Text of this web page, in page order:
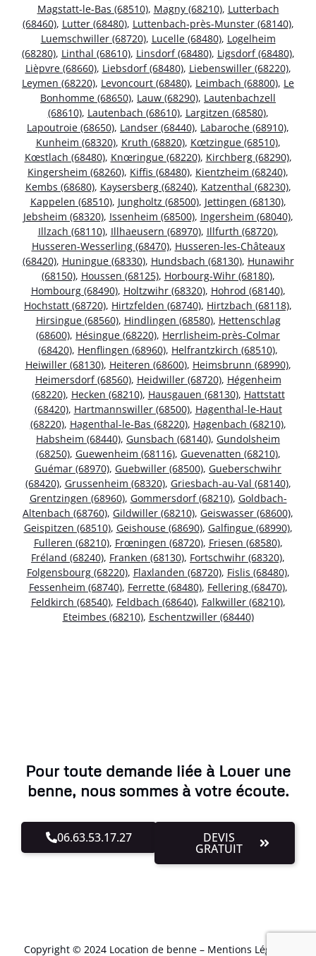
Magstatt-le-Bas (68510), Magny (68210), Lutterbach
(68460), Lutter (68480), Luttenbach-près-Munster (68140),
Luemschwiller (68720), Lucelle (68480), Logelheim
(68280), Linthal (68610), Linsdorf (68480), Ligsdorf (68480),
Lièpvre (68660), Liebsdorf (68480), Liebenswiller (68220),
Leymen (68220), Levoncourt (68480), Leimbach (68800), Le
Bonhomme (68650), Lauw (68290), Lautenbachzell
(68610), Lautenbach (68610), Largitzen (68580),
Lapoutroie (68650), Landser (68440), Labaroche (68910),
Kunheim (68320), Kruth (68820), Kœtzingue (68510),
Kœstlach (68480), Knœringue (68220), Kirchberg (68290),
Kingersheim (68260), Kiffis (68480), Kientzheim (68240),
Kembs (68680), Kaysersberg (68240), Katzenthal (68230),
Kappelen (68510), Jungholtz (68500), Jettingen (68130),
Jebsheim (68320), Issenheim (68500), Ingersheim (68040),
Illzach (68110), Illhaeusern (68970), Illfurth (68720),
Husseren-Wesserling (68470), Husseren-les-Châteaux
(68420), Huningue (68330), Hundsbach (68130), Hunawihr
(68150), Houssen (68125), Horbourg-Wihr (68180),
Hombourg (68490), Holtzwihr (68320), Hohrod (68140),
Hochstatt (68720), Hirtzfelden (68740), Hirtzbach (68118),
Hirsingue (68560), Hindlingen (68580), Hettenschlag
(68600), Hésingue (68220), Herrlisheim-près-Colmar
(68420), Henflingen (68960), Helfrantzkirch (68510),
Heiwiller (68130), Heiteren (68600), Heimsbrunn (68990),
Heimersdorf (68560), Heidwiller (68720), Hégenheim
(68220), Hecken (68210), Hausgauen (68130), Hattstatt
(68420), Hartmannswiller (68500), Hagenthal-le-Haut
(68220), Hagenthal-le-Bas (68220), Hagenbach (68210),
Habsheim (68440), Gunsbach (68140), Gundolsheim
(68250), Guewenheim (68116), Guevenatten (68210),
Guémar (68970), Guebwiller (68500), Gueberschwihr
(68420), Grussenheim (68320), Griesbach-au-Val (68140),
Grentzingen (68960), Gommersdorf (68210), Goldbach-
Altenbach (68760), Gildwiller (68210), Geiswasser (68600),
Geispitzen (68510), Geishouse (68690), Galfingue (68990),
Fulleren (68210), Frœningen (68720), Friesen (68580),
Fréland (68240), Franken (68130), Fortschwihr (68320),
Folgensbourg (68220), Flaxlanden (68720), Fislis (68480),
Fessenheim (68740), Ferrette (68480), Fellering (68470),
Feldkirch (68540), Feldbach (68640), Falkwiller (68210),
Eteimbes (68210), Eschentzwiller (68440)
Pour toute demande liée à Louer une
benne, nous sommes à votre écoute.
06.63.53.17.27 DEVIS
GRATUIT
Copyright © 2024 Location de benne – Mentions Légales